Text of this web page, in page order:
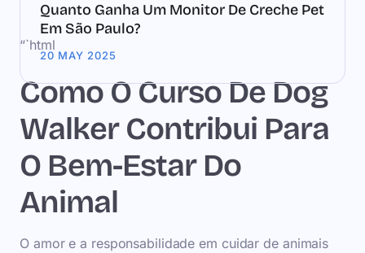
“`html
Como O Curso De Dog
Walker Contribui Para
O Bem-Estar Do
Animal
O amor e a responsabilidade em cuidar de animais
Quanto Ganha Um Monitor De Creche Pet
Em São Paulo?
20 MAY 2025